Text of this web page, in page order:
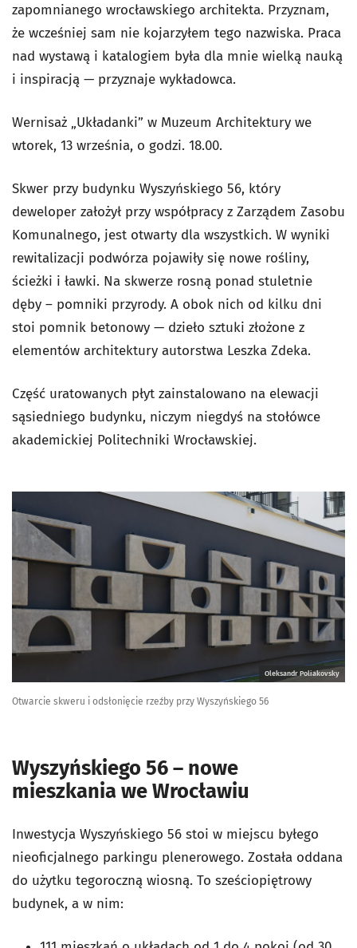
zapomnianego wrocławskiego architekta. Przyznam,
że wcześniej sam nie kojarzyłem tego nazwiska. Praca
nad wystawą i katalogiem była dla mnie wielką nauką
i inspiracją — przyznaje wykładowca.
Wernisaż „Układanki” w Muzeum Architektury we
wtorek, 13 września, o godzi. 18.00.
Skwer przy budynku Wyszyńskiego 56, który
deweloper założył przy współpracy z Zarządem Zasobu
Komunalnego, jest otwarty dla wszystkich. W wyniki
rewitalizacji podwórza pojawiły się nowe rośliny,
ścieżki i ławki. Na skwerze rosną ponad stuletnie
dęby – pomniki przyrody. A obok nich od kilku dni
stoi pomnik betonowy — dzieło sztuki złożone z
elementów architektury autorstwa Leszka Zdeka.
Część uratowanych płyt zainstalowano na elewacji
sąsiedniego budynku, niczym niegdyś na stołówce
akademickiej Politechniki Wrocławskiej.
Oleksandr Poliakovsky
Otwarcie skweru i odsłonięcie rzeźby przy Wyszyńskiego 56
Wyszyńskiego 56 – nowe
mieszkania we Wrocławiu
Inwestycja Wyszyńskiego 56 stoi w miejscu byłego
nieoficjalnego parkingu plenerowego. Została oddana
do użytku tegoroczną wiosną. To sześciopiętrowy
budynek, a w nim: